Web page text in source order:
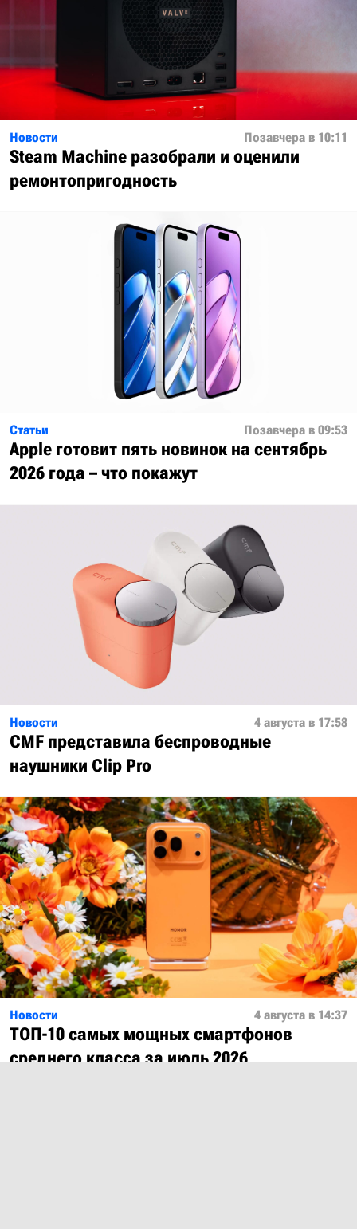
Новости Позавчера в 10:11
Steam Machine разобрали и оценили
ремонтопригодность
Статьи Позавчера в 09:53
Apple готовит пять новинок на сентябрь
2026 года – что покажут
Новости 4 августа в 17:58
CMF представила беспроводные
наушники Clip Pro
Новости 4 августа в 14:37
ТОП-10 самых мощных смартфонов
среднего класса за июль 2026